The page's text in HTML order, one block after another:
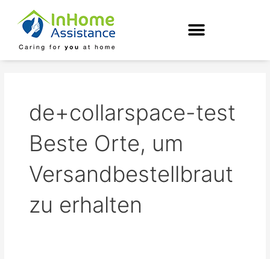
content
de+collarspace-test
Beste Orte, um
Versandbestellbraut
zu erhalten